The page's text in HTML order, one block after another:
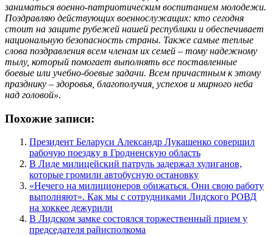
заниматься военно-патриотическим воспитанием молодежи.
Поздравляю действующих военнослужащих: кто сегодня
стоит на защите рубежей нашей республики и обеспечивает
национальную безопасность страны. Также самые теплые
слова поздравления всем членам их семей – тому надежному
тылу, который помогает выполнять все поставленные
боевые или учебно-боевые задачи. Всем причастным к этому
празднику – здоровья, благополучия, успехов и мирного неба
над головой».
Похожие записи:
Президент Беларуси Александр Лукашенко совершил
рабочую поездку в Гродненскую область
В Лиде милицейский патруль задержал хулиганов,
которые громили автобусную остановку
«Нечего на милиционеров обижаться. Они свою работу
выполняют». Как мы с сотрудниками Лидского РОВД
на хоккее дежурили
В Лидском замке состоялся торжественный прием у
председателя райисполкома